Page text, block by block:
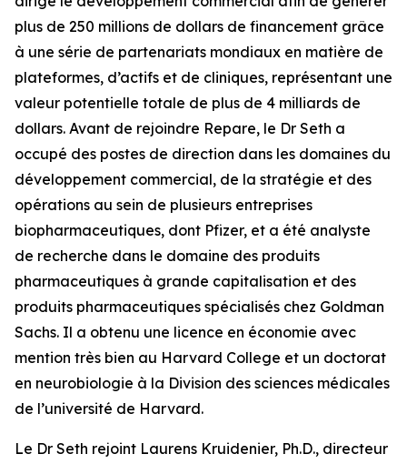
plus de 250 millions de dollars de financement grâce
à une série de partenariats mondiaux en matière de
plateformes, d’actifs et de cliniques, représentant une
valeur potentielle totale de plus de 4 milliards de
dollars. Avant de rejoindre Repare, le Dr Seth a
occupé des postes de direction dans les domaines du
développement commercial, de la stratégie et des
opérations au sein de plusieurs entreprises
biopharmaceutiques, dont Pfizer, et a été analyste
de recherche dans le domaine des produits
pharmaceutiques à grande capitalisation et des
produits pharmaceutiques spécialisés chez Goldman
Sachs. Il a obtenu une licence en économie avec
mention très bien au Harvard College et un doctorat
en neurobiologie à la Division des sciences médicales
de l’université de Harvard.
Le Dr Seth rejoint Laurens Kruidenier, Ph.D., directeur